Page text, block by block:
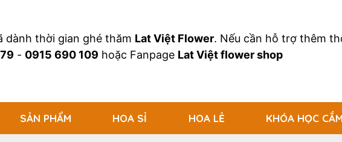
dành thời gian ghé thăm Lat Việt Flower. Nếu cần hỗ trợ thêm
- 0915 690 109 hoặc Fanpage Lat Việt flower shop
SẢN PHẨM HOA SỈ HOA LẺ KHÓA HỌC